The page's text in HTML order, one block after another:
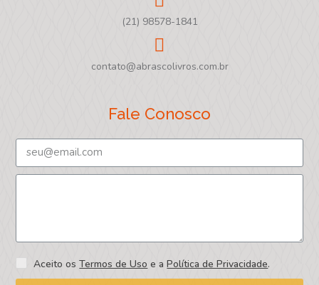
(21) 98578-1841
contato@abrascolivros.com.br
Fale Conosco
Aceito osTermos de Uso e aPolítica de Privacidade.